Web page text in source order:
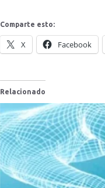
Comparte esto:
X Facebook
Relacionado